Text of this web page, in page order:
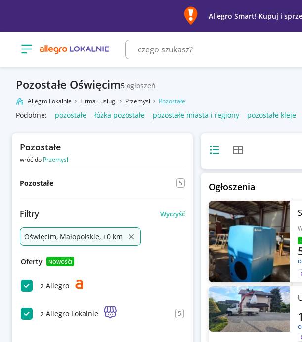
Allegro Smart! Kupuj i
Otwórz menu z kategoriami
Pozostałe Oświęcim5 ogłoszeń
Allegro Lokalnie Firma i usługi Przemysł Pozostałe
Podobne: pozostałe łóżka pozostałe pozostałe miasta i regiony pozostałe kleje
Pozostałe
wróć do Przemysł
Pozostałe 5
Filtry Wyczyść
Oświęcim, Małopolskie, +0 km
Oferty NOWOŚĆ!
z Allegro
z Allegro Lokalnie 5
Widok listyWidok siatki
Ogłoszenia
1